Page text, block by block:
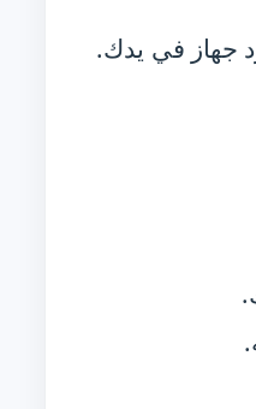
جهاز في يدك.